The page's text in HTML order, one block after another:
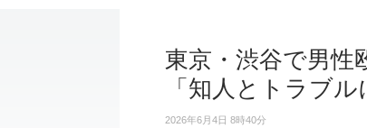
東京・渋谷で男
「知人とトラブル
2026年6月4日 8時40分